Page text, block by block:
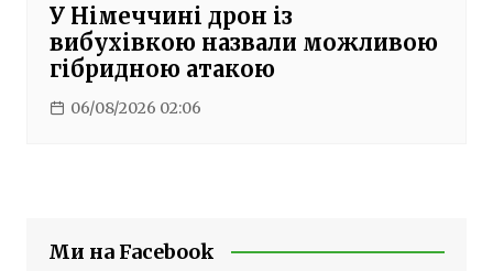
У Німеччині дрон із
вибухівкою назвали можливою
гібридною атакою
06/08/2026 02:06
Ми на Facebook